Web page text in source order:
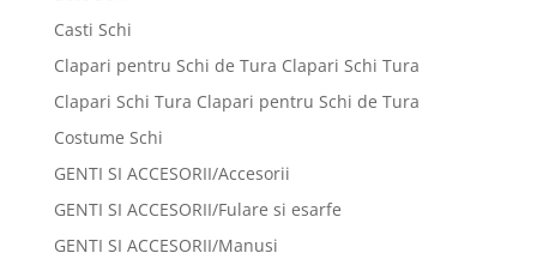
Casti Schi
Clapari pentru Schi de Tura Clapari Schi Tura
Clapari Schi Tura Clapari pentru Schi de Tura
Costume Schi
GENTI SI ACCESORII/Accesorii
GENTI SI ACCESORII/Fulare si esarfe
GENTI SI ACCESORII/Manusi